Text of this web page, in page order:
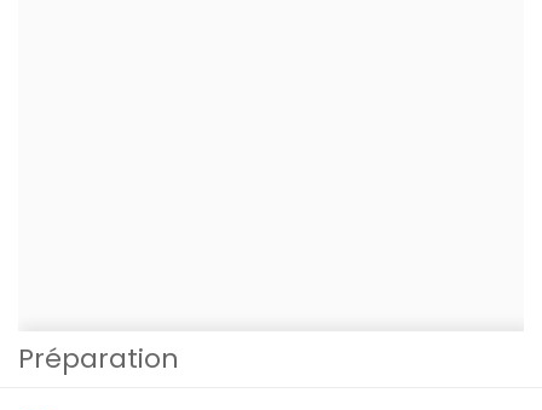
Préparation